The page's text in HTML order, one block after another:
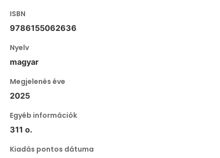
ISBN
9786155062636
Nyelv
magyar
Megjelenés éve
2025
Egyéb információk
311 o.
Kiadás pontos dátuma